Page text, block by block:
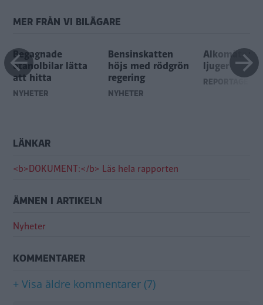
MER FRÅN VI BILÄGARE
Begagnade
etanolbilar lätta
att hitta
NYHETER
Bensinskatten
höjs med rödgrön
regering
NYHETER
Alkomätaren
ljuger
REPORTAGE
LÄNKAR
<b>DOKUMENT:</b> Läs hela rapporten
ÄMNEN I ARTIKELN
Nyheter
KOMMENTARER
+ Visa äldre kommentarer (7)